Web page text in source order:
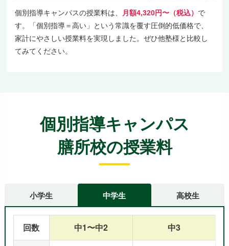
個別指導キャンパスの授業料は、 月額4,320円〜（税込） で
す。「個別指導＝高い」という常識を覆す圧倒的低価格で、
家計にやさしい授業料を実現しました。ぜひ他塾様と比較し
てみてください。
個別指導キャンパス
膳所校の授業料
小学生 中学生 高校生
回数 中1〜中2 中3